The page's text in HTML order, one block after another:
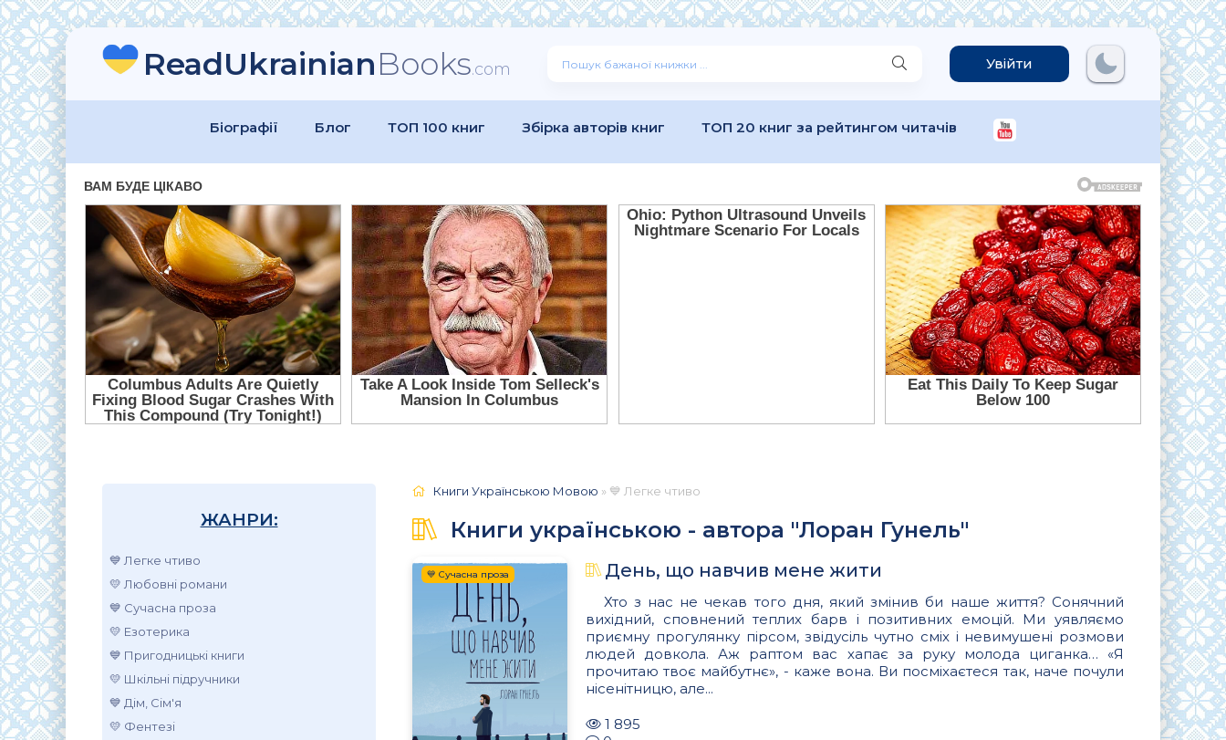
ReadUkrainianBooks.com Увійти
Біографії Блог ТОП 100 книг Збірка авторів книг ТОП 20 книг за рейтингом читачів
ЖАНРИ:
💙 Легке чтиво
💛 Любовні романи
💙 Сучасна проза
💛 Езотерика
💙 Пригодницькі книги
💛 Шкільні підручники
💙 Дім, Сім'я
💛 Фентезі
Книги Українською Мовою » 💙 Легке чтиво
Книги українською - автора "Лоран Гунель"
💙 Сучасна проза День, що навчив мене жити
Хто з нас не чекав того дня, який змінив би наше життя? Сонячний
вихідний, сповнений теплих барв і позитивних емоцій. Ми уявляємо
приємну прогулянку пірсом, звідусіль чутно сміх і невимушені розмови
людей довкола. Аж раптом вас хапає за руку молода циганка… «Я
прочитаю твоє майбутнє», - каже вона. Ви посміхаєтеся так, наче почули
нісенітницю, але...
1 895